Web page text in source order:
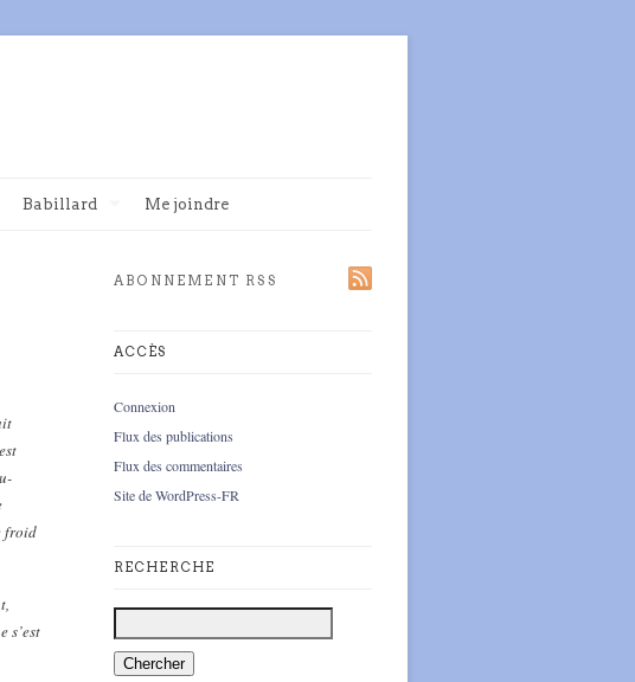
Babillard Me joindre
froid
s’est
ABONNEMENT RSS
ACCÈS
Connexion
Flux des publications
Flux des commentaires
Site de WordPress-FR
RECHERCHE